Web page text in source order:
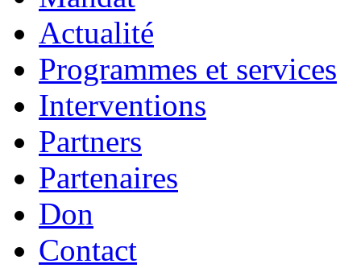
Actualité
Programmes et services
Interventions
Partners
Partenaires
Don
Contact